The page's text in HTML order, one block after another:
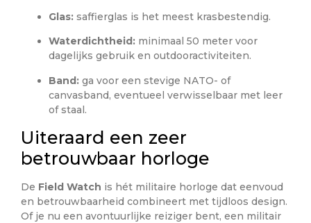
Glas: saffierglas is het meest krasbestendig.
Waterdichtheid: minimaal 50 meter voor
dagelijks gebruik en outdooractiviteiten.
Band: ga voor een stevige NATO- of
canvasband, eventueel verwisselbaar met leer
of staal.
Uiteraard een zeer
betrouwbaar horloge
De Field Watch is hét militaire horloge dat eenvoud
en betrouwbaarheid combineert met tijdloos design.
Of je nu een avontuurlijke reiziger bent, een militair